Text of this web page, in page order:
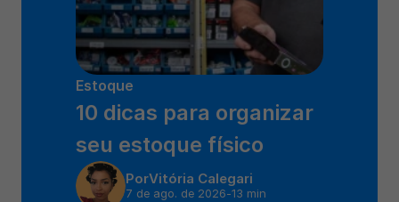
Estoque
10 dicas para organizar
seu estoque físico
PorVitória Calegari
7 de ago. de 2026-13 min